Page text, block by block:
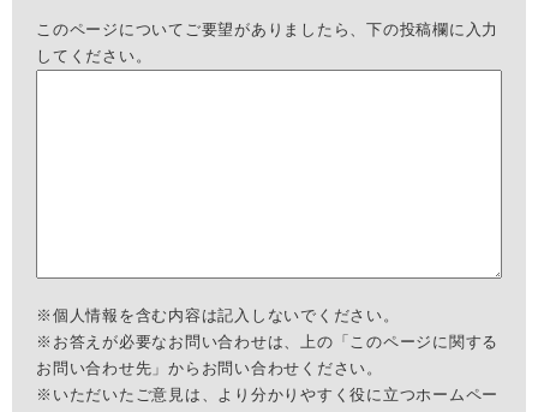
このページについてご要望がありましたら、下の投稿欄に入力
してください。
※個人情報を含む内容は記入しないでください。
※お答えが必要なお問い合わせは、上の「このページに関する
お問い合わせ先」からお問い合わせください。
※いただいたご意見は、より分かりやすく役に立つホームペー